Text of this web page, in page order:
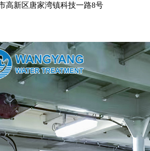
高新区唐家湾镇科技一路8号